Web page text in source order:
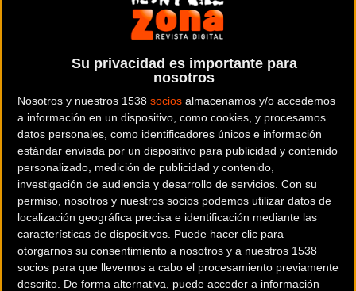
Su privacidad es importante para
nosotros
Nosotros y nuestros 1538 socios almacenamos y/o accedemos
a información en un dispositivo, como cookies, y procesamos
datos personales, como identificadores únicos e información
estándar enviada por un dispositivo para publicidad y contenido
personalizado, medición de publicidad y contenido,
investigación de audiencia y desarrollo de servicios. Con su
permiso, nosotros y nuestros socios podemos utilizar datos de
localización geográfica precisa e identificación mediante las
características de dispositivos. Puede hacer clic para
otorgarnos su consentimiento a nosotros y a nuestros 1538
socios para que llevemos a cabo el procesamiento previamente
descrito. De forma alternativa, puede acceder a información
El Blackbird al detalle
En este artículo, además, os vamos a detallar la tecnología
empleada para que podamos asegurar que, de verdad, los
BlackBird Racing Lab de Hutchinsonson los neumáticos
más rápidos, hasta la fecha, de la marca francesa.